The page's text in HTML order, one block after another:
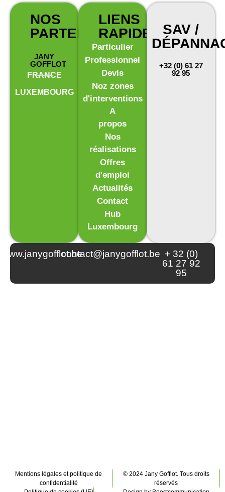
NOS
PARTENAIRES
JANY
GOFFLOT
FRANCE
LUXEMBOURG
LIENS
RAPIDES
Particulier
Professionnel
Devis
Noz zones
d'interventions
A
propos
Nos
réalisations
Offres
d'emploi
Actualités
Contact
Hub
Luxembourg
SAV /
+32 (0) 61 27
92 95
www.janygofflot.becontact@janygofflot.be + 32 (0)
61 27 92
95
Mentions légales et politique de
confidentialité
© 2024 Jany Gofflot. Tous droits
réservés